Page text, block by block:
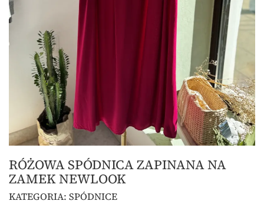
RÓŻOWA SPÓDNICA ZAPINANA NA
ZAMEK NEWLOOK
KATEGORIA: SPÓDNICE